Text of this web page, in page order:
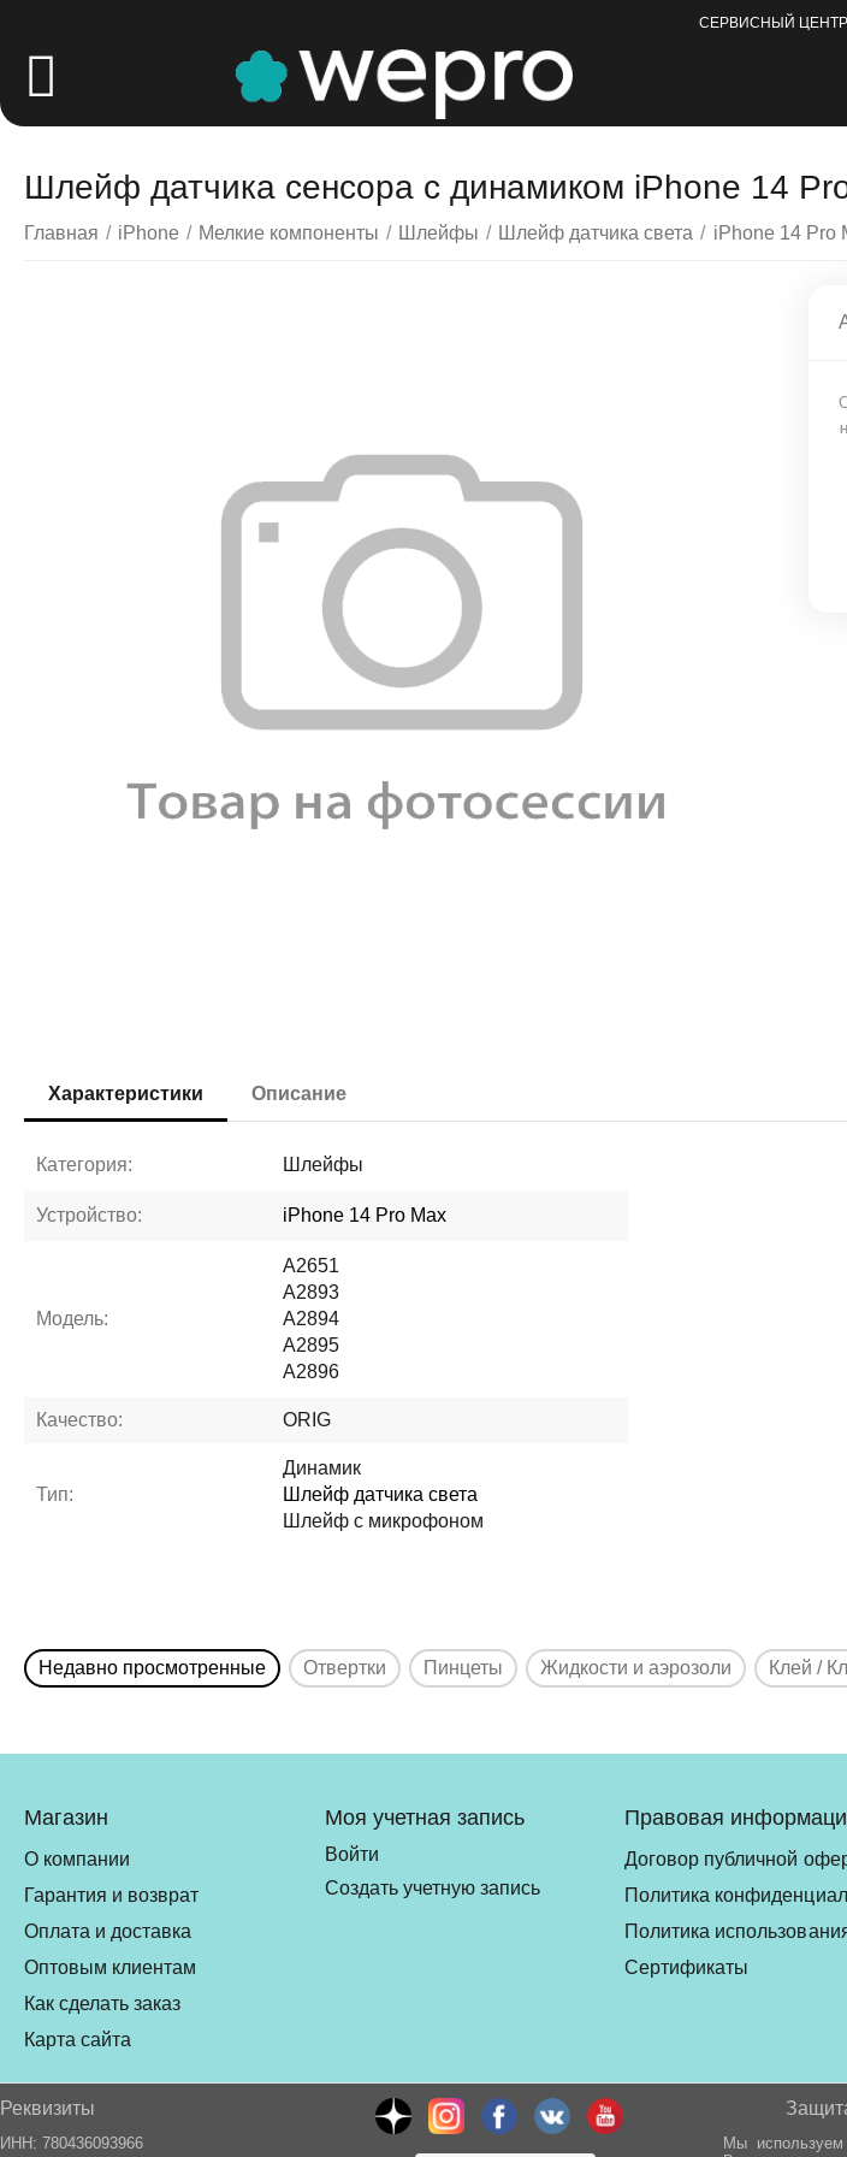
СЕРВИСНЫЙ ЦЕНТР
Шлейф датчика сенсора с динамиком iPhone 14
Главная / iPhone / Мелкие компоненты / Шлейфы / Шлейф датчика света / iPhone 14 Pro
Характеристики Описание
Категория: Шлейфы
Устройство: iPhone 14 Pro Max
Модель:
A2651
A2893
A2894
A2895
A2896
Качество: ORIG
Тип:
Динамик
Шлейф датчика света
Шлейф с микрофоном
Недавно просмотренные Отвертки Пинцеты Жидкости и аэрозоли Клей /
Магазин
О компании
Гарантия и возврат
Оплата и доставка
Оптовым клиентам
Как сделать заказ
Карта сайта
Моя учетная запись
Войти
Создать учетную запись
Правовая
Договор публичной
Политика
Политика
Сертификаты
Реквизиты
ИНН: 780436093966
Мы